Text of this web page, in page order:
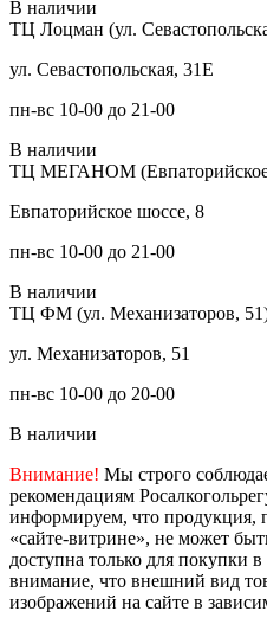
В наличии
ТЦ Лоцман (ул.
ул. Севастопольская, 31Е
пн-вс 10-00 до 21-00
В наличии
ТЦ МЕГАНОМ (Евпаторийское
Евпаторийское шоссе, 8
пн-вс 10-00 до 21-00
В наличии
ТЦ ФМ (ул. Механизаторов,
ул. Механизаторов, 51
пн-вс 10-00 до 20-00
В наличии
Внимание! Мы строго
рекомендациям
информируем, что продукция,
«сайте-витрине», не может
доступна только для покупки в
внимание, что внешний вид
изображений на сайте в